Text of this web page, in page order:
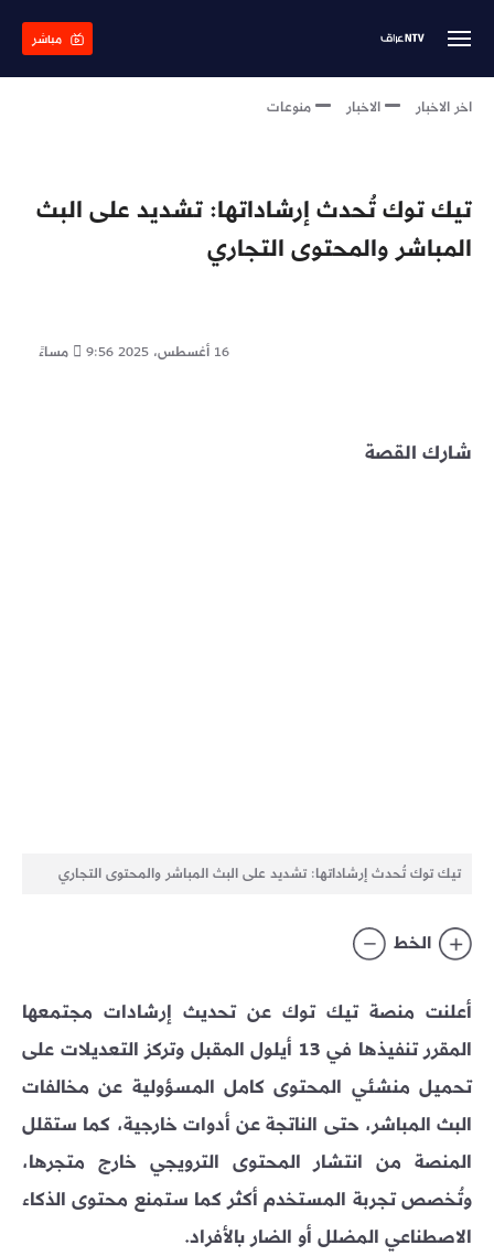
main
مباشر
اخر الاخبار الاخبار منوعات
تيك توك تُحدث إرشاداتها: تشديد على البث
المباشر والمحتوى التجاري
16 أغسطس، 2025 9:56 مساءً
شارك القصة
تيك توك تُحدث إرشاداتها: تشديد على البث المباشر والمحتوى التجاري
الخط
أعلنت منصة تيك توك عن تحديث إرشادات مجتمعها
المقرر تنفيذها في 13 أيلول المقبل وتركز التعديلات على
تحميل منشئي المحتوى كامل المسؤولية عن مخالفات
البث المباشر، حتى الناتجة عن أدوات خارجية، كما ستقلل
المنصة من انتشار المحتوى الترويجي خارج متجرها،
وتُخصص تجربة المستخدم أكثر كما ستمنع محتوى الذكاء
الاصطناعي المضلل أو الضار بالأفراد.